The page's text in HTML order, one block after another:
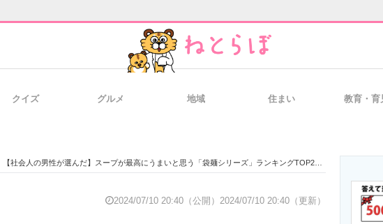
経営リーダーのコミュニ
クイズ グルメ 地域 住まい 教育・育
【社会人の男性が選んだ】スープが最高にうまいと思う「袋麺シリーズ」ランキングTOP27！ 第1位は「サッポロ一番」【2024年最新調査結果】
2024/07/10 20:40（公開） 2024/07/10 20:40（更新）